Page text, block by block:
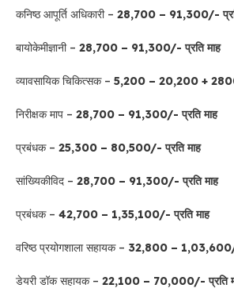
कनिष्ठ आपूर्ति अधिकारी – 28,700 – 91,300/-
बायोकेमीज्ञानी – 28,700 – 91,300/- प्रति माह
व्यावसायिक चिकित्सक – 5,200 – 20,200 +
निरीक्षक माप – 28,700 – 91,300/- प्रति माह
प्रबंधक – 25,300 – 80,500/- प्रति माह
सांख्यिकीविद – 28,700 – 91,300/- प्रति माह
प्रबंधक – 42,700 – 1,35,100/- प्रति माह
वरिष्ठ प्रयोगशाला सहायक – 32,800 – 1,03,600/-
डेयरी डॉक सहायक – 22,100 – 70,000/- प्रति